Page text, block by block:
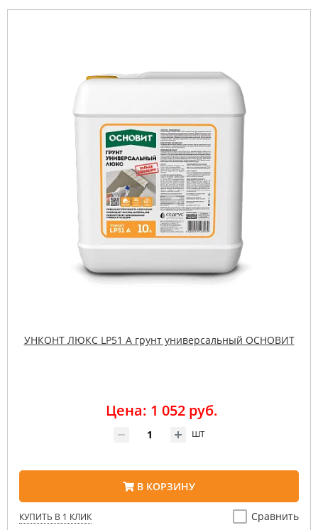
УНКОНТ ЛЮКС LP51 A грунт универсальный ОСНОВИТ
Цена: 1 052 руб.
шт
В КОРЗИНУ
КУПИТЬ В 1 КЛИК Сравнить